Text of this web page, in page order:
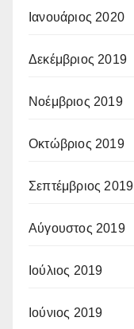
Ιανουάριος 2020
Δεκέμβριος 2019
Νοέμβριος 2019
Οκτώβριος 2019
Σεπτέμβριος 2019
Αύγουστος 2019
Ιούλιος 2019
Ιούνιος 2019